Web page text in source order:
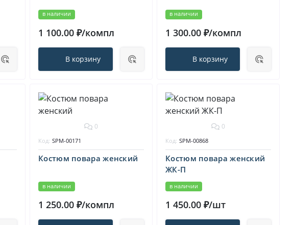
в наличии
1 100.00 ₽/компл
В корзину
в наличии
1 300.00 ₽/компл
В корзину
0
Костюм повара женский
в наличии
Код: SPM-00171
1 250.00 ₽/компл
0
Костюм повара женский
ЖК-П
в наличии
Код: SPM-00868
1 450.00 ₽/шт